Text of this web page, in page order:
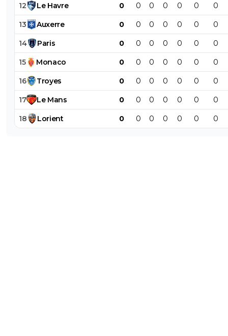
12 Le Havre 0 0 0 0 0 0 0
13 Auxerre 0 0 0 0 0 0 0
14 Paris 0 0 0 0 0 0 0
15 Monaco 0 0 0 0 0 0 0
16 Troyes 0 0 0 0 0 0 0
17 Le Mans 0 0 0 0 0 0 0
18 Lorient 0 0 0 0 0 0 0